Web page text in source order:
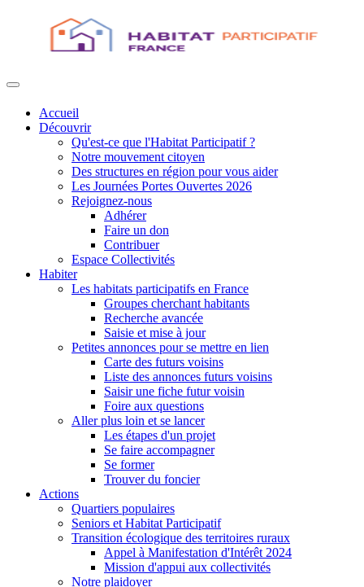
Accueil
Découvrir
Qu'est-ce que l'Habitat Participatif ?
Notre mouvement citoyen
Des structures en région pour vous aider
Les Journées Portes Ouvertes 2026
Rejoignez-nous
Adhérer
Faire un don
Contribuer
Espace Collectivités
Habiter
Les habitats participatifs en France
Groupes cherchant habitants
Recherche avancée
Saisie et mise à jour
Petites annonces pour se mettre en lien
Carte des futurs voisins
Liste des annonces futurs voisins
Saisir une fiche futur voisin
Foire aux questions
Aller plus loin et se lancer
Les étapes d'un projet
Se faire accompagner
Se former
Trouver du foncier
Actions
Quartiers populaires
Seniors et Habitat Participatif
Transition écologique des territoires ruraux
Appel à Manifestation d'Intérêt 2024
Mission d'appui aux collectivités
Notre plaidoyer